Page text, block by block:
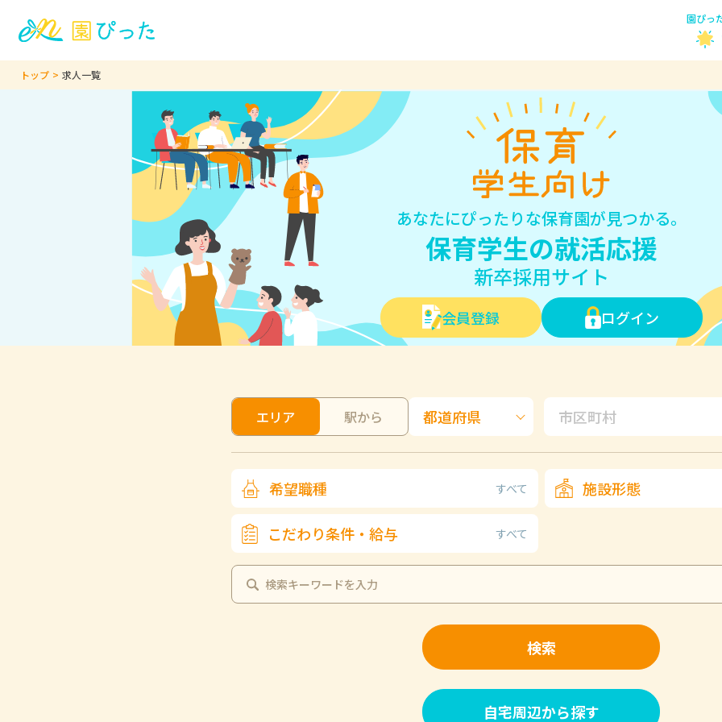
園ぴっ
トップ 求人一覧
あなたにぴったりな保育園が見つかる。
保育学生の就活応援
新卒採用サイト
会員登録 ログイン
エリア 駅から
希望職種 すべて 施設形態
こだわり条件・給与 すべて
検索
自宅周辺から探す